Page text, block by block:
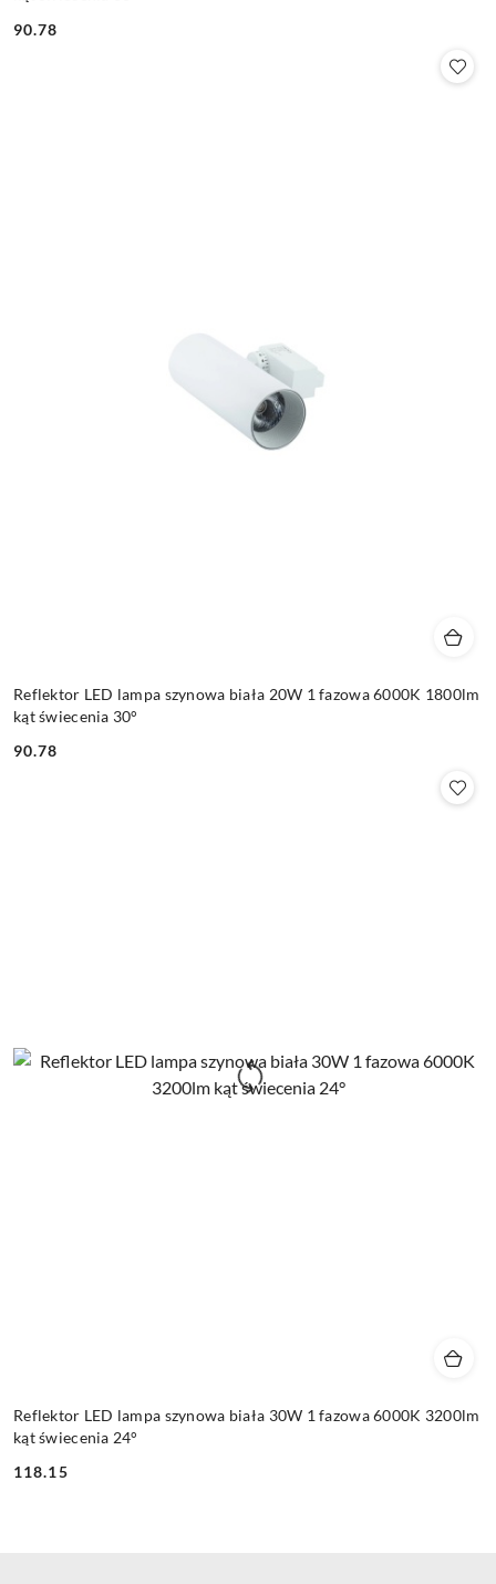
Cena:
90.78
Reflektor LED lampa szynowa biała 20W 1 fazowa 6000K 1800lm
kąt świecenia 30°
Cena:
90.78
Reflektor LED lampa szynowa biała 30W 1 fazowa 6000K 3200lm
kąt świecenia 24°
Cena:
118.15